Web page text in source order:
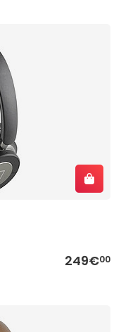
249€00